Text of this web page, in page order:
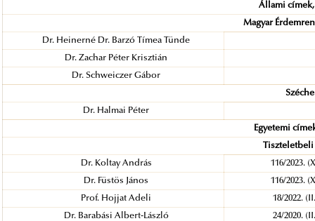
Állami
Magyar
Dr. Heinerné Dr. Barzó Tímea Tünde
Dr. Zachar Péter Krisztián
Dr. Schweiczer Gábor
Dr. Halmai Péter
Egyetemi
Dr. Koltay András 116/2023.
Dr. Füstös János 116/2023.
Prof. Hojjat Adeli 18/2022.
Dr. Barabási Albert-László 24/2020.